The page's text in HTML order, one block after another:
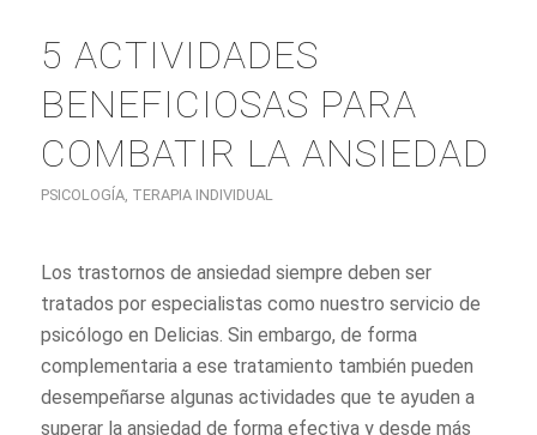
5 ACTIVIDADES
BENEFICIOSAS PARA
COMBATIR LA ANSIEDAD
PSICOLOGÍA, TERAPIA INDIVIDUAL
Los trastornos de ansiedad siempre deben ser
tratados por especialistas como nuestro servicio de
psicólogo en Delicias. Sin embargo, de forma
complementaria a ese tratamiento también pueden
desempeñarse algunas actividades que te ayuden a
superar la ansiedad de forma efectiva y desde más